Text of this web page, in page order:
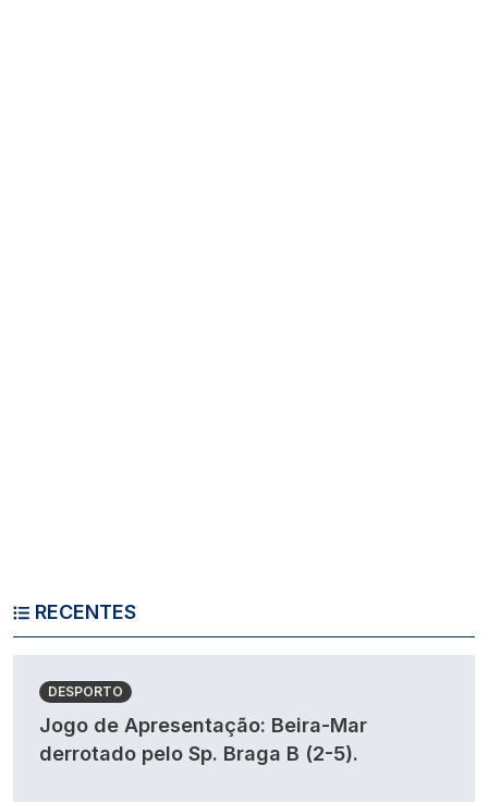
RECENTES
DESPORTO
Jogo de Apresentação: Beira-Mar
derrotado pelo Sp. Braga B (2-5).